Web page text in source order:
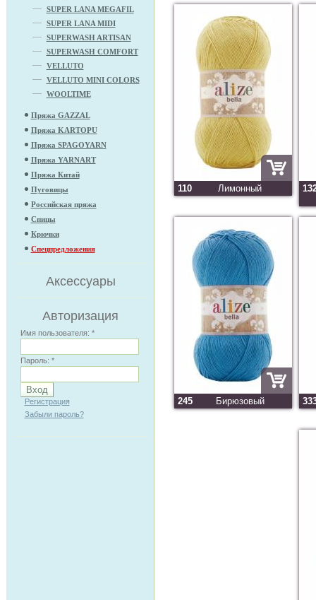
SUPER LANA MEGAFIL
SUPER LANA MIDI
SUPERWASH ARTISAN
SUPERWASH COMFORT
VELLUTO
VELLUTO MINI COLORS
WOOLTIME
Пряжа GAZZAL
Пряжа KARTOPU
Пряжа SPAGOYARN
Пряжа YARNART
Пряжа Китай
Пуговицы
Российская пряжа
Спицы
Крючки
Спецпредложения
Аксессуары
Авторизация
Имя пользователя: *
Пароль: *
Регистрация
Забыли пароль?
110 Лимонный
245 Бирюзовый